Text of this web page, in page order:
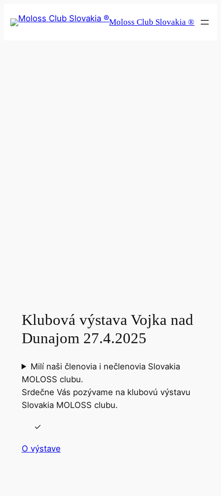
na
Moloss Club Slovakia ®
Klubová výstava Vojka nad
Dunajom 27.4.2025
Milí naši členovia i nečlenovia Slovakia
MOLOSS clubu.
Srdečne Vás pozývame na klubovú výstavu
Slovakia MOLOSS clubu.
O výstave